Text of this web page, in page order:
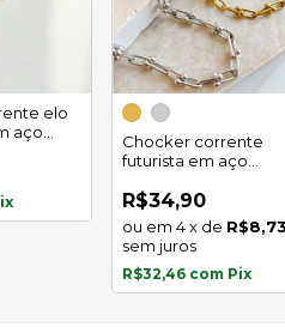
elo
aço
Chocker corrente
futurista em aço
R$34,90
4 x de R$8,73
sem juros
R$32,46 com Pix